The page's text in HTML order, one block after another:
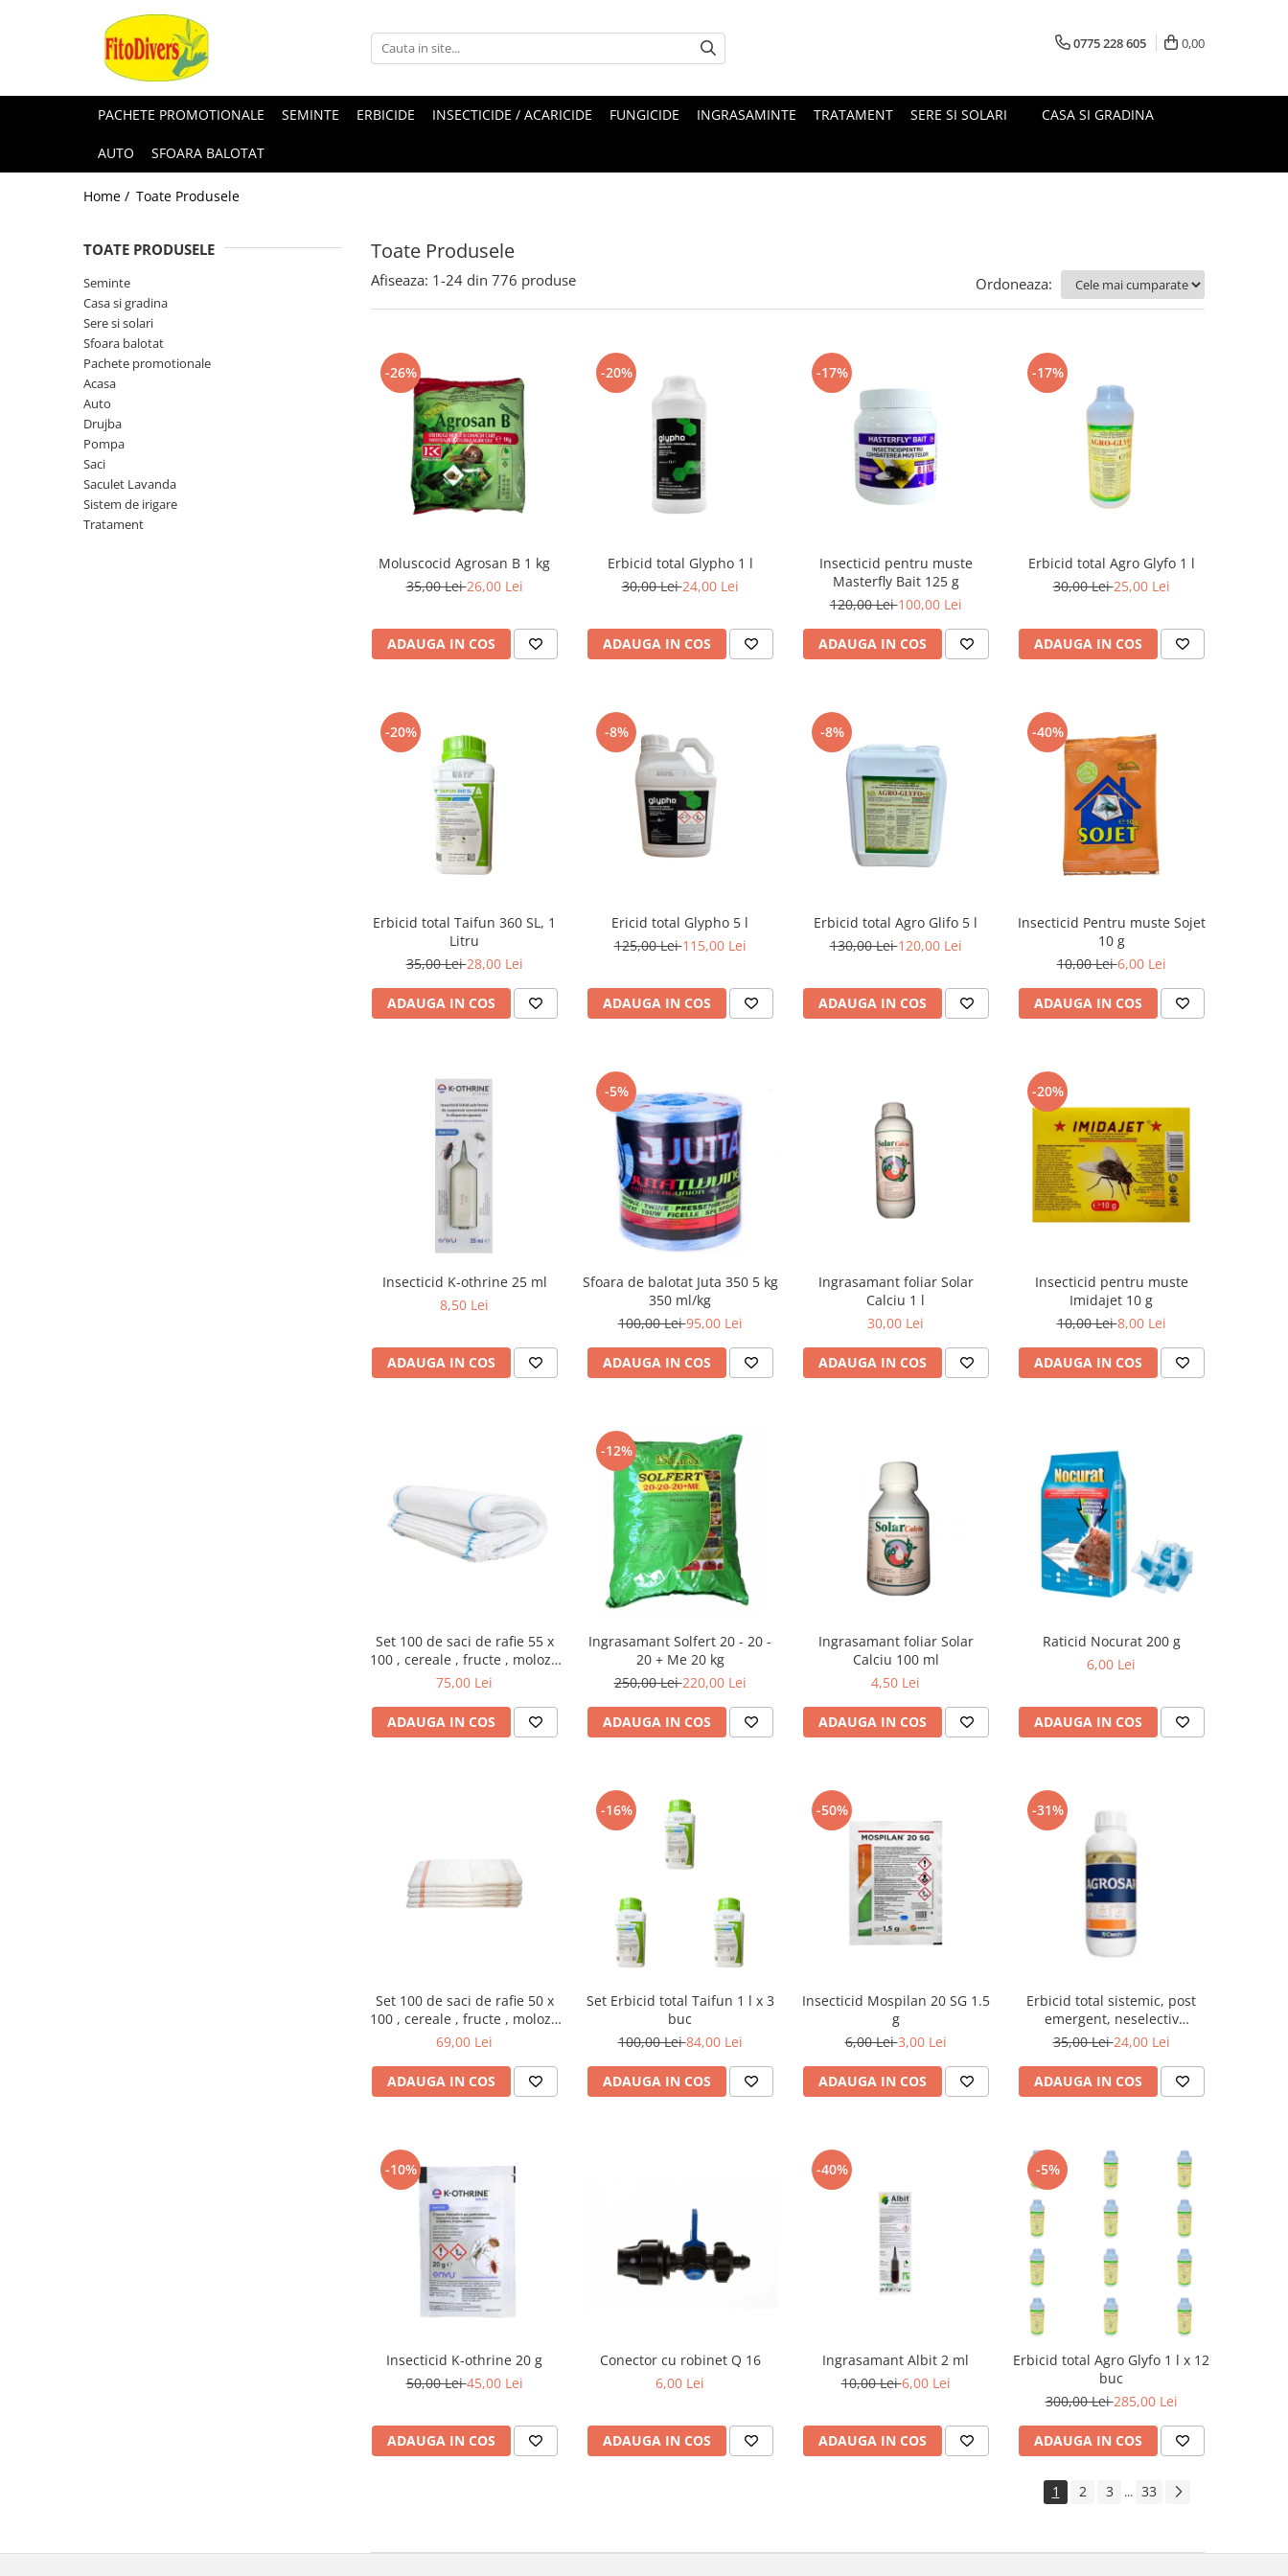
0775 228 605 0,00
PACHETE PROMOTIONALE SEMINTE ERBICIDE INSECTICIDE / ACARICIDE FUNGICIDE INGRASAMINTE TRATAMENT SERE SI SOLARI CASA SI GRADINA
AUTO SFOARA BALOTAT
Home / Toate Produsele
Toate Produsele
TOATE PRODUSELE
Seminte
Casa si gradina
Sere si solari
Sfoara balotat
Pachete promotionale
Acasa
Auto
Drujba
Pompa
Saci
Saculet Lavanda
Sistem de irigare
Tratament
Afiseaza: 1-24 din 776 produse Ordoneaza:
-26%
Moluscocid Agrosan B 1 kg
35,00 Lei26,00 Lei
ADAUGA IN COS
-20%
Erbicid total Glypho 1 l
30,00 Lei24,00 Lei
ADAUGA IN COS
-17%
Insecticid pentru muste
Masterfly Bait 125 g
120,00 Lei100,00 Lei
ADAUGA IN COS
-17%
Erbicid total Agro Glyfo 1 l
30,00 Lei25,00 Lei
ADAUGA IN COS
-20%
Erbicid total Taifun 360 SL, 1
Litru
35,00 Lei28,00 Lei
ADAUGA IN COS
-8%
Ericid total Glypho 5 l
125,00 Lei115,00 Lei
ADAUGA IN COS
-8%
Erbicid total Agro Glifo 5 l
130,00 Lei120,00 Lei
ADAUGA IN COS
-40%
Insecticid Pentru muste Sojet
10 g
10,00 Lei6,00 Lei
ADAUGA IN COS
Insecticid K-othrine 25 ml
8,50 Lei
ADAUGA IN COS
-5%
Sfoara de balotat Juta 350 5 kg
350 ml/kg
100,00 Lei95,00 Lei
ADAUGA IN COS
Ingrasamant foliar Solar
Calciu 1 l
30,00 Lei
ADAUGA IN COS
-20%
Insecticid pentru muste
Imidajet 10 g
10,00 Lei8,00 Lei
ADAUGA IN COS
Set 100 de saci de rafie 55 x
100 , cereale , fructe , moloz ,
menaj si depozitare
75,00 Lei
ADAUGA IN COS
-12%
Ingrasamant Solfert 20 - 20 -
20 + Me 20 kg
250,00 Lei220,00 Lei
ADAUGA IN COS
Ingrasamant foliar Solar
Calciu 100 ml
4,50 Lei
ADAUGA IN COS
Raticid Nocurat 200 g
6,00 Lei
ADAUGA IN COS
Set 100 de saci de rafie 50 x
100 , cereale , fructe , moloz ,
menaj si depozitare
69,00 Lei
ADAUGA IN COS
-16%
Set Erbicid total Taifun 1 l x 3
buc
100,00 Lei84,00 Lei
ADAUGA IN COS
-50%
Insecticid Mospilan 20 SG 1.5
g
6,00 Lei3,00 Lei
ADAUGA IN COS
-31%
Erbicid total sistemic, post
emergent, neselectiv
(buruieni monocotiledonate si
perene), Agrosar360 SL,
35,00 Lei24,00 Lei
ADAUGA IN COS
-10%
Insecticid K-othrine 20 g
50,00 Lei45,00 Lei
ADAUGA IN COS
Conector cu robinet Q 16
6,00 Lei
ADAUGA IN COS
-40%
Ingrasamant Albit 2 ml
10,00 Lei6,00 Lei
ADAUGA IN COS
-5%
Erbicid total Agro Glyfo 1 l x 12
buc
300,00 Lei285,00 Lei
ADAUGA IN COS
1 2 3 ... 33